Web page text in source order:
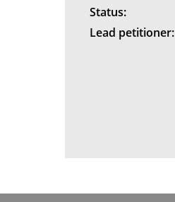
Status:
Lead petitioner: